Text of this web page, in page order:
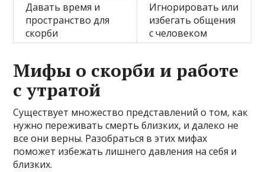
Давать время и
пространство для
скорби
Игнорировать или
избегать общения
с человеком
Мифы о скорби и работе
с утратой
Существует множество представлений о том, как
нужно переживать смерть близких, и далеко не
все они верны. Разобраться в этих мифах
поможет избежать лишнего давления на себя и
близких.